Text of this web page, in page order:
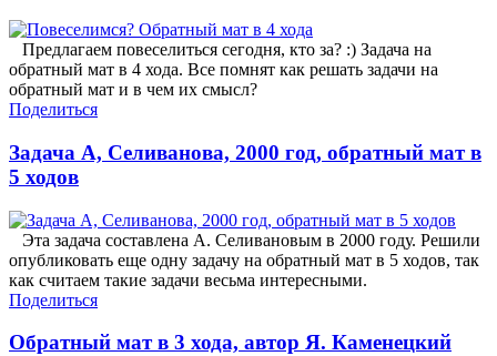
Предлагаем повеселиться сегодня, кто за? :) Задача на
обратный мат в 4 хода. Все помнят как решать задачи на
обратный мат и в чем их смысл?
Поделиться
Задача А, Селиванова, 2000 год, обратный мат в
5 ходов
Эта задача составлена А. Селивановым в 2000 году. Решили
опубликовать еще одну задачу на обратный мат в 5 ходов, так
как считаем такие задачи весьма интересными.
Поделиться
Обратный мат в 3 хода, автор Я. Каменецкий